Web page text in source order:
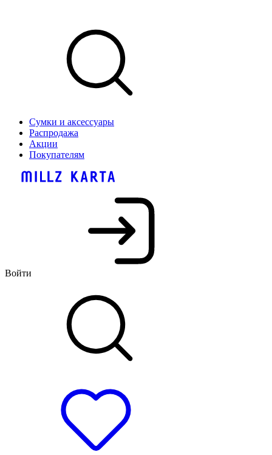
Сумки и аксессуары
Распродажа
Акции
Покупателям
Войти